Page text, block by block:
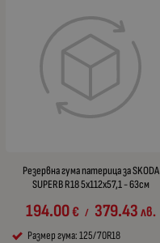
Резервна гума патерица за SKODA
SUPERB R18 5x112x57,1 - 63см
194.00€ / 379.43лв.
Размер гума: 125/70R18